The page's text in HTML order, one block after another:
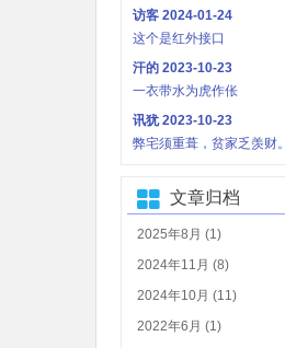
访客2024-01-24
这个是红外接口
汗的2023-10-23
一衣带水为虎作伥
讯犹2023-10-23
弊宅须重葺，贫家乏羡财。
文章归档
2025年8月 (1)
2024年11月 (8)
2024年10月 (11)
2022年6月 (1)